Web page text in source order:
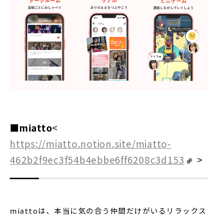
■miatto<
https://miatto.notion.site/miatto-
462b2f9ec3f54b4ebbe6ff6208c3d153
>
miattoは、本当に気の合う仲間だけがいるリラックス